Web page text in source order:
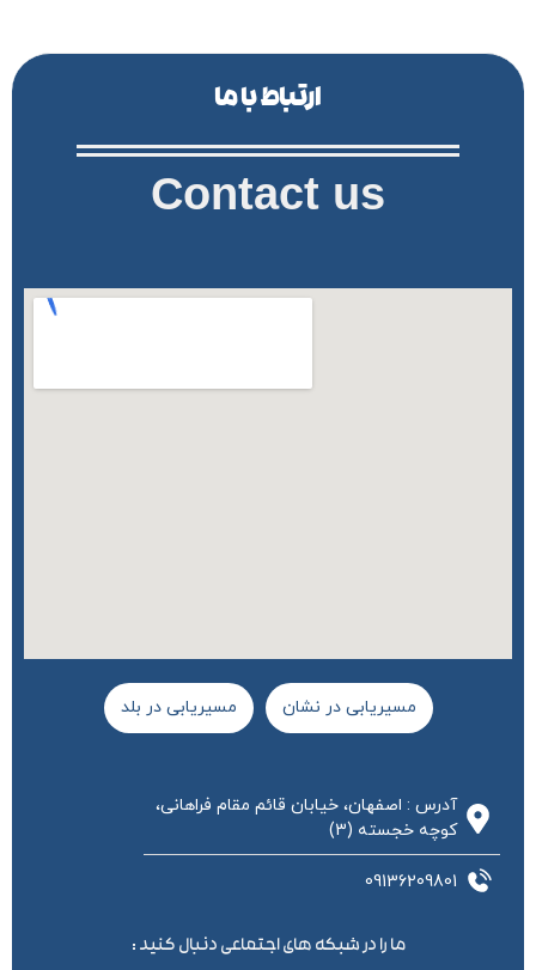
ارتباط با ما
Contact us
مسیریابی در نشان مسیریابی در بلد
آدرس : اصفهان، خیابان قائم مقام فراهانی،
کوچه خجسته (3)
09136209801
ما را در شبکه های اجتماعی دنبال کنید :